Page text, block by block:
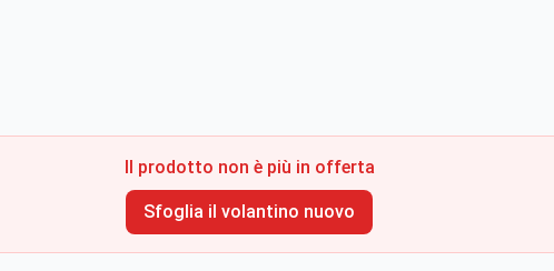
Il prodotto non è più in offerta
Sfoglia il volantino nuovo